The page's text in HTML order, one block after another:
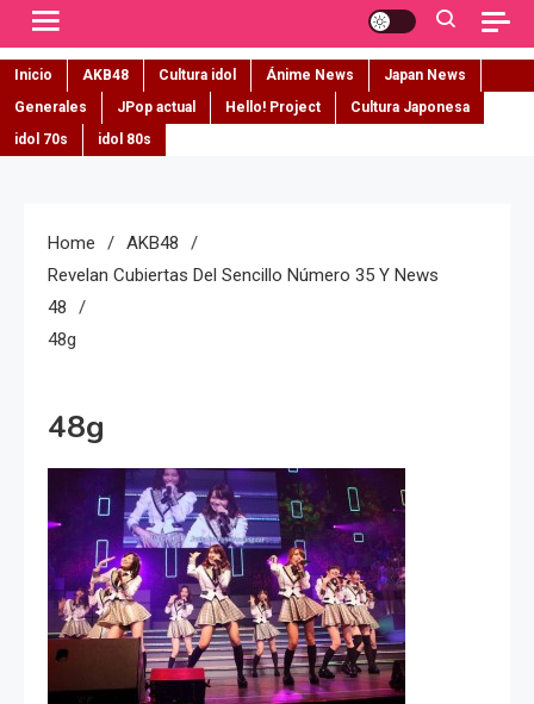
Inicio AKB48 Cultura idol Ánime News
Japan News
Generales
JPop actual Hello! Project
Cultura Japonesa
idol 70s
idol 80s
Home
AKB48
Revelan Cubiertas Del Sencillo Número 35 Y News
48
48g
48g